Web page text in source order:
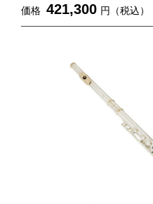
価格 421,300 円（税込）